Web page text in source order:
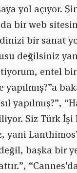
yol açıyor.
bir web
bir sanat
değilsiniz
entel
yapılmış?”,
Siz Türk
yani
başka bir